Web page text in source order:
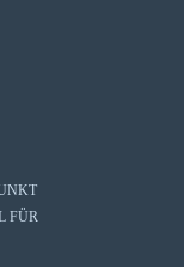
FÜR